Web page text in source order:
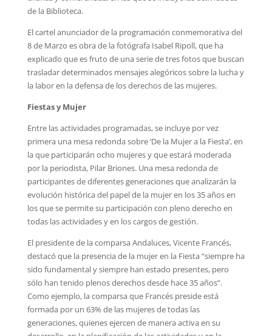
de la Biblioteca.
El cartel anunciador de la programación conmemorativa del
8 de Marzo es obra de la fotógrafa Isabel Ripoll, que ha
explicado que es fruto de una serie de tres fotos que buscan
trasladar determinados mensajes alegóricos sobre la lucha y
la labor en la defensa de los derechos de las mujeres.
Fiestas y Mujer
Entre las actividades programadas, se incluye por vez
primera una mesa redonda sobre ‘De la Mujer a la Fiesta’, en
la que participarán ocho mujeres y que estará moderada
por la periodista, Pilar Briones. Una mesa redonda de
participantes de diferentes generaciones que analizarán la
evolución histórica del papel de la mujer en los 35 años en
los que se permite su participación con pleno derecho en
todas las actividades y en los cargos de gestión.
El presidente de la comparsa Andaluces, Vicente Francés,
destacó que la presencia de la mujer en la Fiesta “siempre ha
sido fundamental y siempre han estado presentes, pero
sólo han tenido plenos derechos desde hace 35 años”.
Como ejemplo, la comparsa que Francés preside está
formada por un 63% de las mujeres de todas las
generaciones, quienes ejercen de manera activa en su